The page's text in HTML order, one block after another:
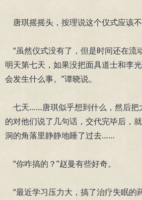
唐琪摇摇头，按理说这个仪式应该
“虽然仪式没有了，但是时间还在流
明天第七天，如果没把面具道士和李
会发生什么事。”谭晓说。
七天……唐琪似乎想到什么，然后把
的对他们说了几句话，交代完毕后，
洞的角落里静静地睡了过去……
“你咋搞的？”赵曼有些好奇。
“最近学习压力大，搞了治疗失眠的